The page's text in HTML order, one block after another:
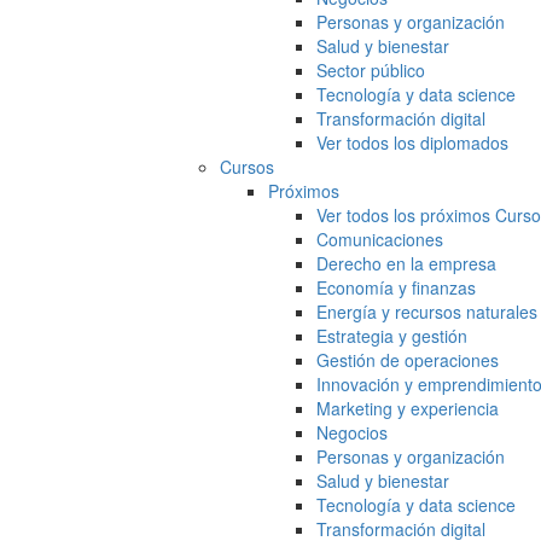
Personas y organización
Salud y bienestar
Sector público
Tecnología y data science
Transformación digital
Ver todos los diplomados
Cursos
Próximos
Ver todos los próximos
Comunicaciones
Derecho en la empresa
Economía y finanzas
Energía y recursos naturales
Estrategia y gestión
Gestión de operaciones
Innovación y emprendimiento
Marketing y experiencia
Negocios
Personas y organización
Salud y bienestar
Tecnología y data science
Transformación digital